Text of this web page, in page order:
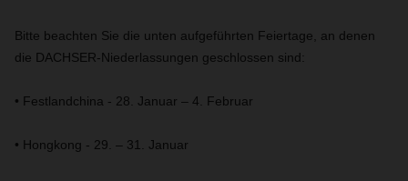
Bitte beachten Sie die unten aufgeführten Feiertage, an denen
die DACHSER-Niederlassungen geschlossen sind:
• Festlandchina - 28. Januar – 4. Februar
• Hongkong - 29. – 31. Januar